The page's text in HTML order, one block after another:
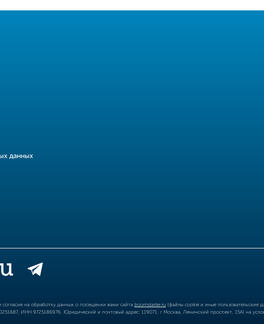
данных
согласие на обработку данных о посещении вами сайта boomstarter.ru (файлы cookie и иные пользовательские
ИНН 9725186976, Юридический и почтовый адрес: 119071, г Москва, Ленинский проспект, 15А) на